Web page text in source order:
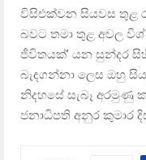
විසිඑක්වන සියවස තුළ
බවට තමා තුළ අචල
ජීවිතයක්’ යන සුන්දර
බැඳගන්නා ලෙස ඔහු
නිදහසේ සැබෑ අරමුණු
ජනාධිපති අනුර කුමාර